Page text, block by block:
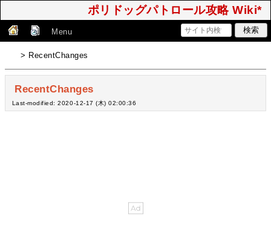
ポリドッグパトロール攻略 Wiki*
Menu
> RecentChanges
RecentChanges
Last-modified: 2020-12-17 (木) 02:00:36